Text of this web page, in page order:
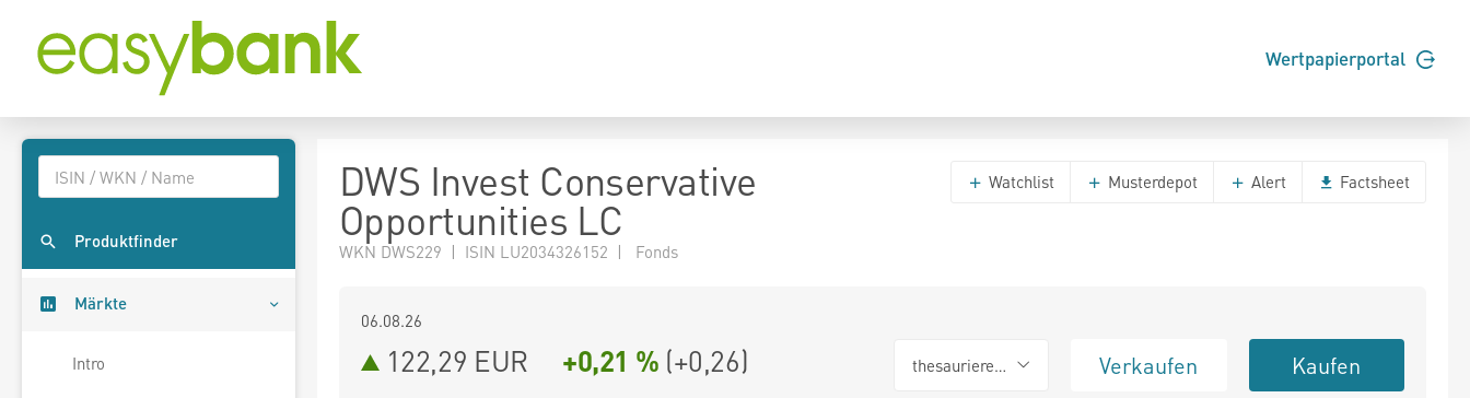
Wertpapierportal
Produktfinder
Märkte
Intro
DWS Invest Conservative
Opportunities LC
WKN DWS229 | ISIN LU2034326152 | Fonds
Watchlist Musterdepot Alert Factsheet
06.08.26
122,29 EUR +0,21 % (+0,26) thesaurierend Verkaufen Kaufen